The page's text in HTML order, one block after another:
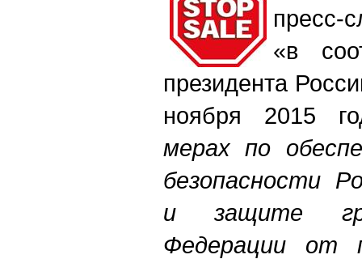
пресс-
«в
президента
ноября 2015
мерах по
безопасности
и защите
Федерации от